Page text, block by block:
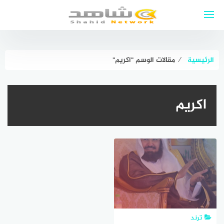
الرئيسية ⁄ مقالات الوسم "اكريم"
اكريم
ترند